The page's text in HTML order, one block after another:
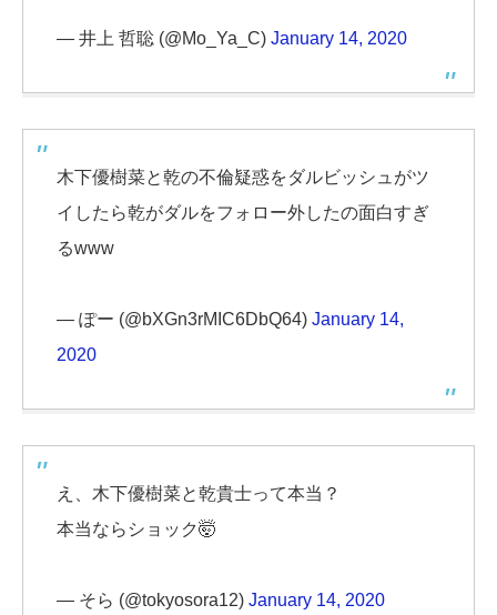
— 井上 哲聡 (@Mo_Ya_C) January 14, 2020
木下優樹菜と乾の不倫疑惑をダルビッシュがツ
イしたら乾がダルをフォロー外したの面白すぎ
るwww
— ぽー (@bXGn3rMIC6DbQ64) January 14,
2020
え、木下優樹菜と乾貴士って本当？
本当ならショック🤯
— そら (@tokyosora12) January 14, 2020